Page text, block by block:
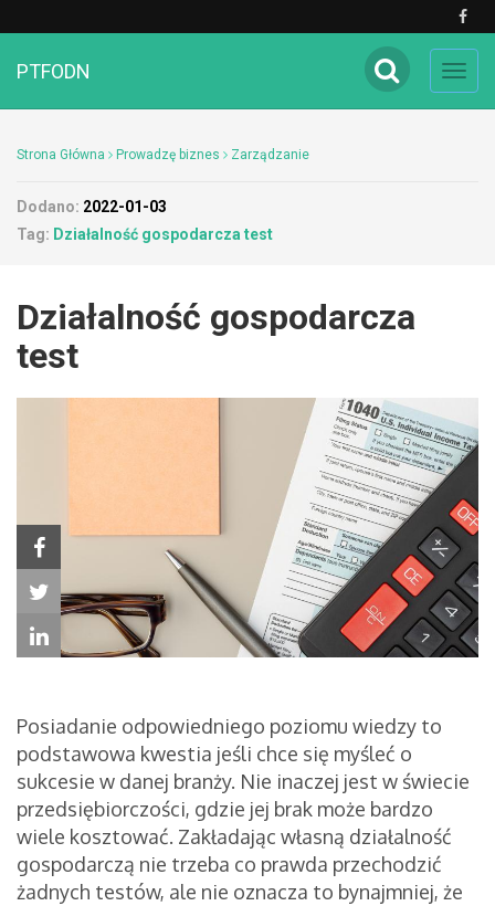
PTFODN
Strona Główna Prowadzę biznes Zarządzanie
Dodano: 2022-01-03
Tag: Działalność gospodarcza test
Działalność gospodarcza
test
Posiadanie odpowiedniego poziomu wiedzy to
podstawowa kwestia jeśli chce się myśleć o
sukcesie w danej branży. Nie inaczej jest w świecie
przedsiębiorczości, gdzie jej brak może bardzo
wiele kosztować. Zakładając własną działalność
gospodarczą nie trzeba co prawda przechodzić
żadnych testów, ale nie oznacza to bynajmniej, że